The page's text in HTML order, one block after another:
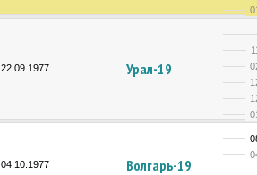
22.09.1977 Урал-19
04.10.1977 Волгарь-19